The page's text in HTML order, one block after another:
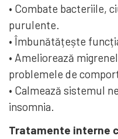
• Combate bacteriile,
purulente.
• Îmbunătățește
• Ameliorează
problemele de
• Calmează sistemul
insomnia.
Tratamente interne